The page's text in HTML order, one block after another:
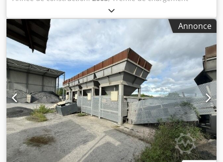
plus grands concessionnaires de véhicules utilitaires en
Allemagne. Sous réserve d’erreurs et de vente entre-
temps ! Numéro interne : 506CA9 = Informations
supplémentaires = Neuf : Non Usage prévu : Construction
Contactez Marius Herden pour obtenir de plus amples
informations.
Structure - Grille - Bande de déchargement/de transfert
Dedpfozq S Hzox Ahkjkr - Bande transporteuse
Annonce